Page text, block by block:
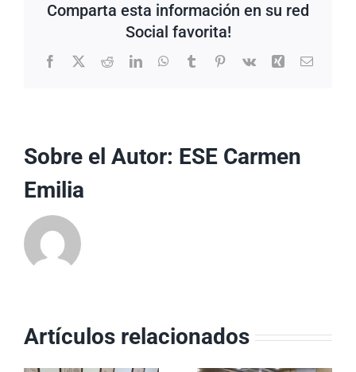
Comparta esta información en su red
Social favorita!
Facebook
X RedditLinkedInWhatsApp
TumblrPinterest
Vk Xing Correo
Sobre el Autor: ESE Carmen
Emilia
Artículos relacionados